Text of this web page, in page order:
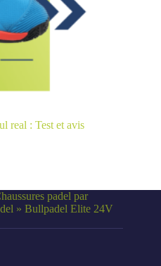
real : Test et avis
padel par
» Bullpadel Elite 24V